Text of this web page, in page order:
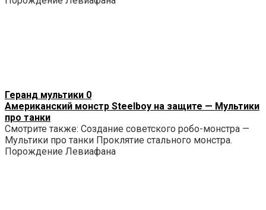
Геранд мультики 0
Американский монстр Steelboy на защите — Мультики
про танки
Смотрите также: Создание советского робо-монстра —
Мультики про танки Проклятие стального монстра.
Порождение Левиафана